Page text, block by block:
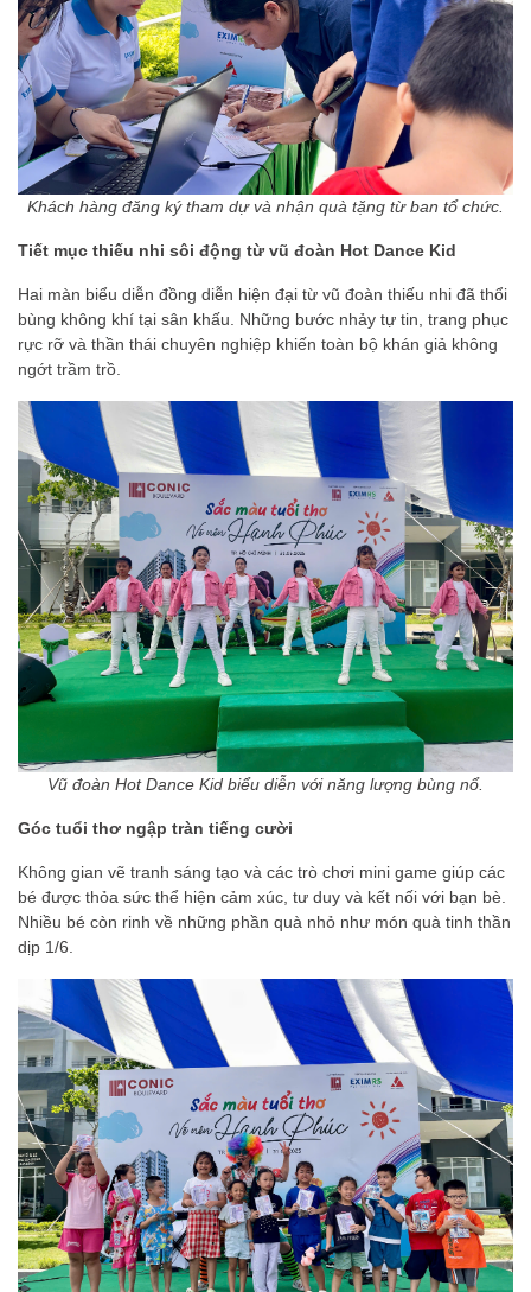
Khách hàng đăng ký tham dự và nhận quà tặng từ ban tổ chức.
Tiết mục thiếu nhi sôi động từ vũ đoàn Hot Dance Kid
Hai màn biểu diễn đồng diễn hiện đại từ vũ đoàn thiếu nhi đã thổi
bùng không khí tại sân khấu. Những bước nhảy tự tin, trang phục
rực rỡ và thần thái chuyên nghiệp khiến toàn bộ khán giả không
ngớt trầm trồ.
Vũ đoàn Hot Dance Kid biểu diễn với năng lượng bùng nổ.
Góc tuổi thơ ngập tràn tiếng cười
Không gian vẽ tranh sáng tạo và các trò chơi mini game giúp các
bé được thỏa sức thể hiện cảm xúc, tư duy và kết nối với bạn bè.
Nhiều bé còn rinh về những phần quà nhỏ như món quà tinh thần
dịp 1/6.